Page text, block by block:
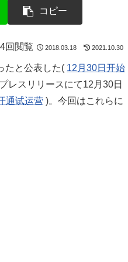
コピー
回閲覧 2018.03.18 2021.10.30
たと公表した( 12月30日开始
レスリリースにて12月30日
通试运营 )。今回はこれらに